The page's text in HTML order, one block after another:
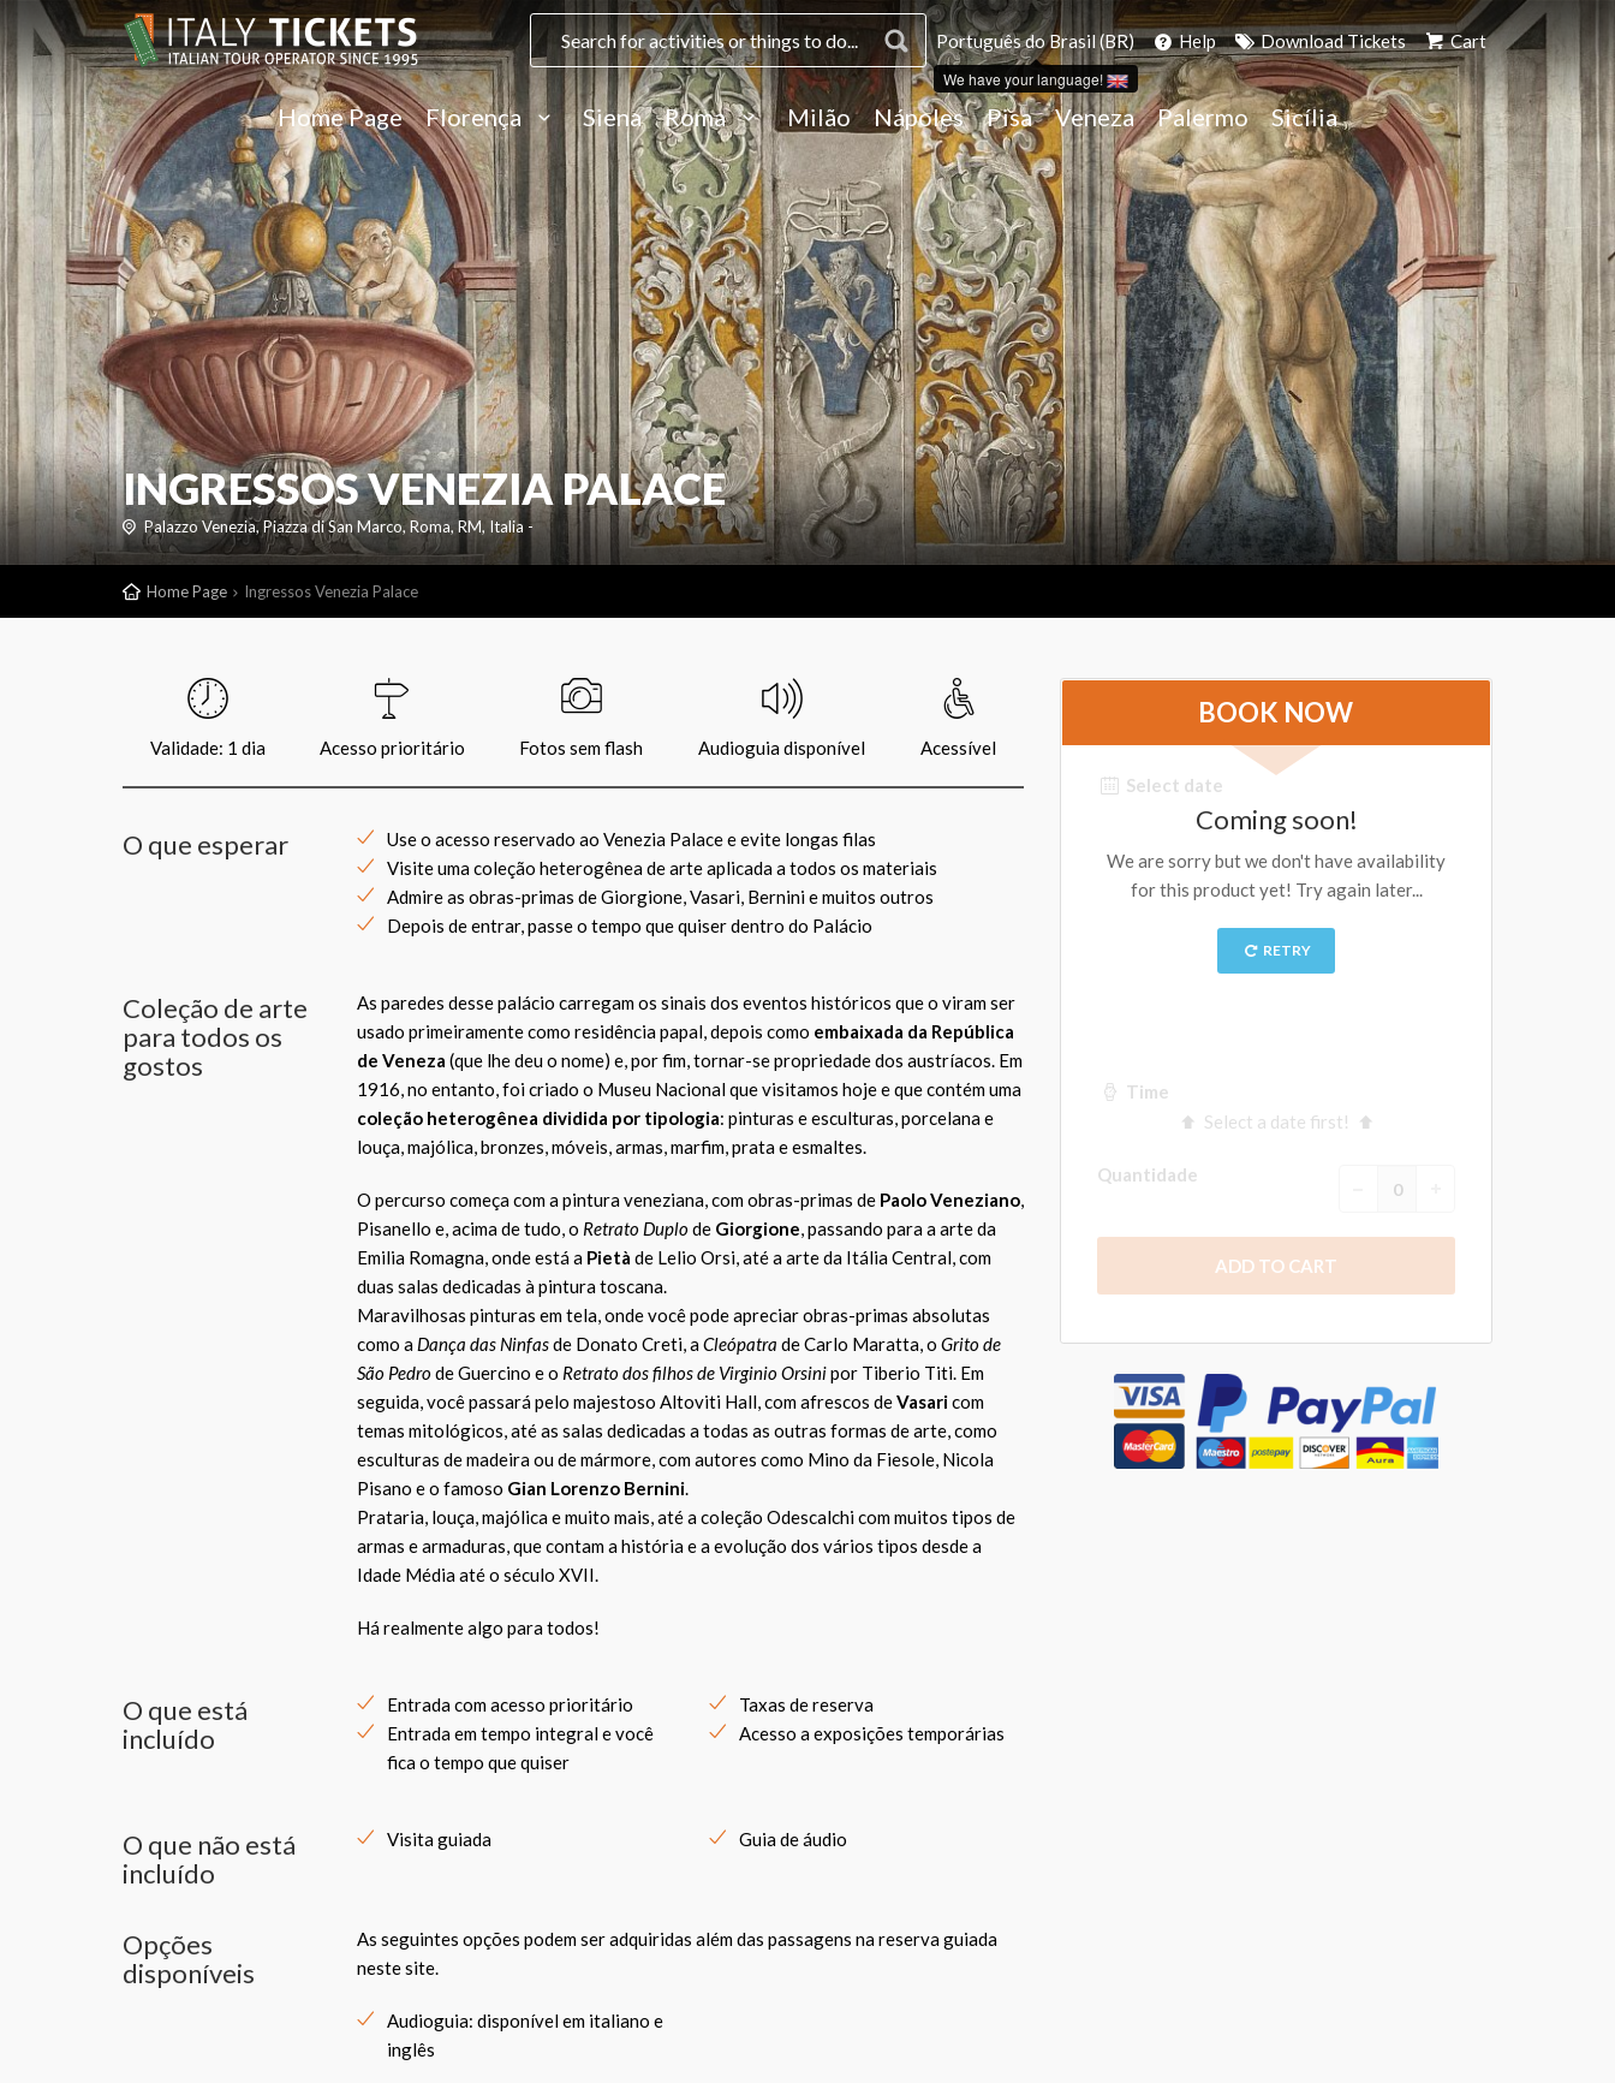
Português do Brasil (BR)
We have your language!
Help Download Tickets Cart
Home Page Florença Siena Roma Milão Nápoles Pisa Veneza Palermo Sicília
INGRESSOS VENEZIA PALACE
Palazzo Venezia, Piazza di San Marco, Roma, RM, Italia -
Home Page Ingressos Venezia Palace
Validade: 1 dia Acesso prioritário Fotos sem flash Audioguia disponível Acessível
O que esperar
Use o acesso reservado ao Venezia Palace e evite longas filas
Visite uma coleção heterogênea de arte aplicada a todos os materiais
Admire as obras-primas de Giorgione, Vasari, Bernini e muitos outros
Depois de entrar, passe o tempo que quiser dentro do Palácio
Coleção de arte
para todos os
gostos
As paredes desse palácio carregam os sinais dos eventos históricos que o viram ser
usado primeiramente como residência papal, depois como embaixada da República
de Veneza (que lhe deu o nome) e, por fim, tornar-se propriedade dos austríacos. Em
1916, no entanto, foi criado o Museu Nacional que visitamos hoje e que contém uma
coleção heterogênea dividida por tipologia: pinturas e esculturas, porcelana e
louça, majólica, bronzes, móveis, armas, marfim, prata e esmaltes.
O percurso começa com a pintura veneziana, com obras-primas de Paolo Veneziano,
Pisanello e, acima de tudo, o Retrato Duplode Giorgione, passando para a arte da
Emilia Romagna, onde está a Pietà de Lelio Orsi, até a arte da Itália Central, com
duas salas dedicadas à pintura toscana.
Maravilhosas pinturas em tela, onde você pode apreciar obras-primas absolutas
como a Dança das Ninfasde Donato Creti, aCleópatra de Carlo Maratta, o Grito de
São Pedrode Guercino e o Retrato dos filhos de Virginio Orsinipor Tiberio Titi. Em
seguida, você passará pelo majestoso Altoviti Hall, com afrescos deVasaricom
temas mitológicos, até as salas dedicadas a todas as outras formas de arte, como
esculturas de madeira ou de mármore, com autores como Mino da Fiesole, Nicola
Pisano e o famoso Gian Lorenzo Bernini.
Prataria, louça, majólica e muito mais, até a coleção Odescalchi com muitos tipos de
armas e armaduras, que contam a história e a evolução dos vários tipos desde a
Idade Média até o século XVII.
Há realmente algo para todos!
O que está
incluído
Entrada com acesso prioritário
Entrada em tempo integral e você
fica o tempo que quiser
Taxas de reserva
Acesso a exposições temporárias
O que não está
incluído
Visita guiada Guia de áudio
Opções
disponíveis
As seguintes opções podem ser adquiridas além das passagens na reserva guiada
neste site.
Audioguia: disponível em italiano e
inglês
BOOK NOW
Select date
Time
Select a date first!
Quantidade
ADD TO CART
Coming soon!
We are sorry but we don't have availability
for this product yet! Try again later...
RETRY